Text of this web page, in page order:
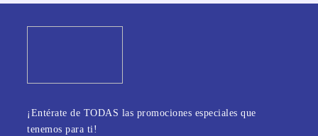
¡Entérate de TODAS las promociones especiales que
tenemos para ti!